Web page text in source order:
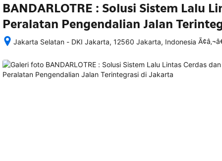
BANDARLOTRE : Solusi Sistem Lalu
Peralatan Pengendalian Jalan
Jakarta Selatan - DKI Jakarta, 12560 Jakarta, Indonesia
memesan,
semua